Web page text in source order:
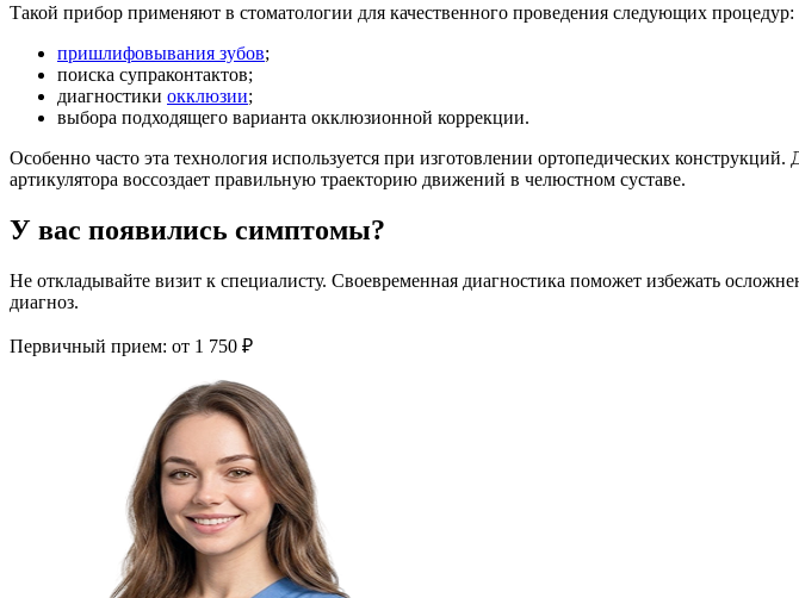
Такой прибор применяют в стоматологии для качественного проведения следующих процедур:
пришлифовывания зубов;
поиска супраконтактов;
диагностики окклюзии;
выбора подходящего варианта окклюзионной коррекции.
Особенно часто эта технология используется при изготовлении ортопедических
артикулятора воссоздает правильную траекторию движений в челюстном суставе.
У вас появились симптомы?
Не откладывайте визит к специалисту. Своевременная диагностика поможет избежать
диагноз.
Первичный прием: от 1 750 ₽